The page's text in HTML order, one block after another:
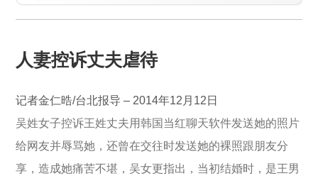
人妻控诉丈夫虐待
记者金仁晧/台北报导 – 2014年12月12日
吴姓女子控诉王姓丈夫用韩国当红聊天软件发送她的照片
给网友并辱骂她，还曾在交往时发送她的裸照跟朋友分
享，造成她痛苦不堪，吴女更指出，当初结婚时，是王男